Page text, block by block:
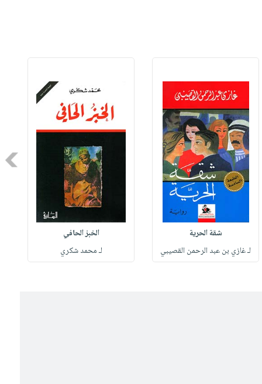
شقة الحرية
لـ غازي بن عبد الرحمن القصيبي
الخبز الحافي
لـ محمد شكري